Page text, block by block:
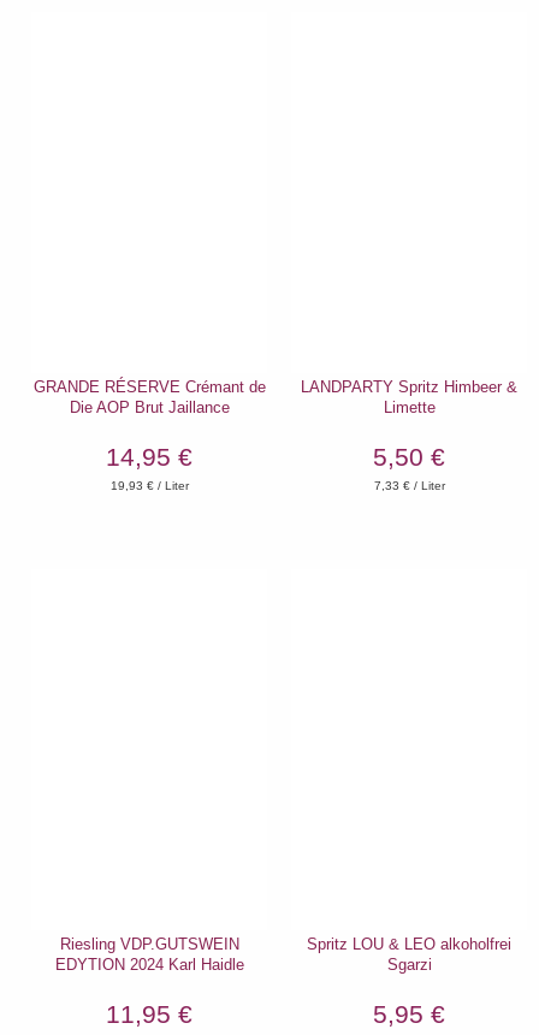
GRANDE RÉSERVE Crémant de
Die AOP Brut Jaillance
14,95 €
19,93 € / Liter
LANDPARTY Spritz Himbeer &
Limette
5,50 €
7,33 € / Liter
Riesling VDP.GUTSWEIN
EDYTION 2024 Karl Haidle
11,95 €
Spritz LOU & LEO alkoholfrei
Sgarzi
5,95 €